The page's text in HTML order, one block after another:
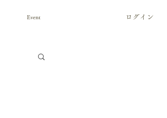
Event ログイン